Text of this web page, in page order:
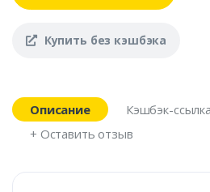
Купить без кэшбэка
Описание
Кэшбэк-ссылка
+ Оставить отзыв